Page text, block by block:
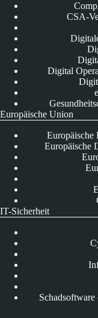
CSA-
Digital
Europäische Union
Europäische
Europäische
IT-Sicherheit